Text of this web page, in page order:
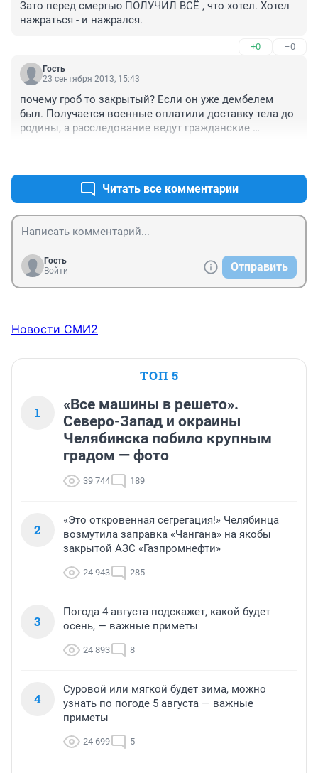
Зато перед смертью ПОЛУЧИЛ ВСЁ , что хотел. Хотел
нажраться - и нажрался.
+0 –0
Гость
23 сентября 2013, 15:43
почему гроб то закрытый? Если он уже дембелем
был. Получается военные оплатили доставку тела до
родины, а расследование ведут гражданские
Читать все комментарии
Гость
Войти
Отправить
Новости СМИ2
ТОП 5
1
«Все машины в решето».
Северо-Запад и окраины
Челябинска побило крупным
градом — фото
39 744 189
2
«Это откровенная сегрегация!» Челябинца
возмутила заправка «Чангана» на якобы
закрытой АЗС «Газпромнефти»
24 943 285
3
Погода 4 августа подскажет, какой будет
осень, — важные приметы
24 893 8
4
Суровой или мягкой будет зима, можно
узнать по погоде 5 августа — важные
приметы
24 699 5